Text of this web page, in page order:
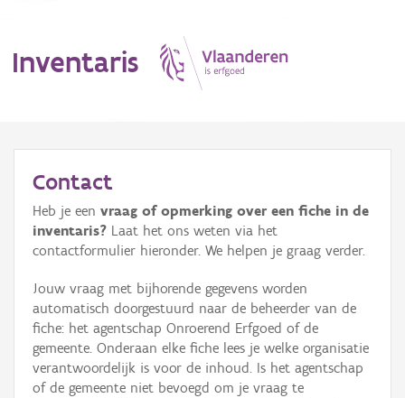
Inventaris
Erfgoedobject
Aanduidingsobject
Waarneming
Thema
Gebeurtenis
Contact
Heb je een vraag of opmerking over een fiche in de
inventaris? Laat het ons weten via het
contactformulier hieronder. We helpen je graag verder.
Jouw vraag met bijhorende gegevens worden
automatisch doorgestuurd naar de beheerder van de
fiche: het agentschap Onroerend Erfgoed of de
gemeente. Onderaan elke fiche lees je welke organisatie
verantwoordelijk is voor de inhoud. Is het agentschap
of de gemeente niet bevoegd om je vraag te